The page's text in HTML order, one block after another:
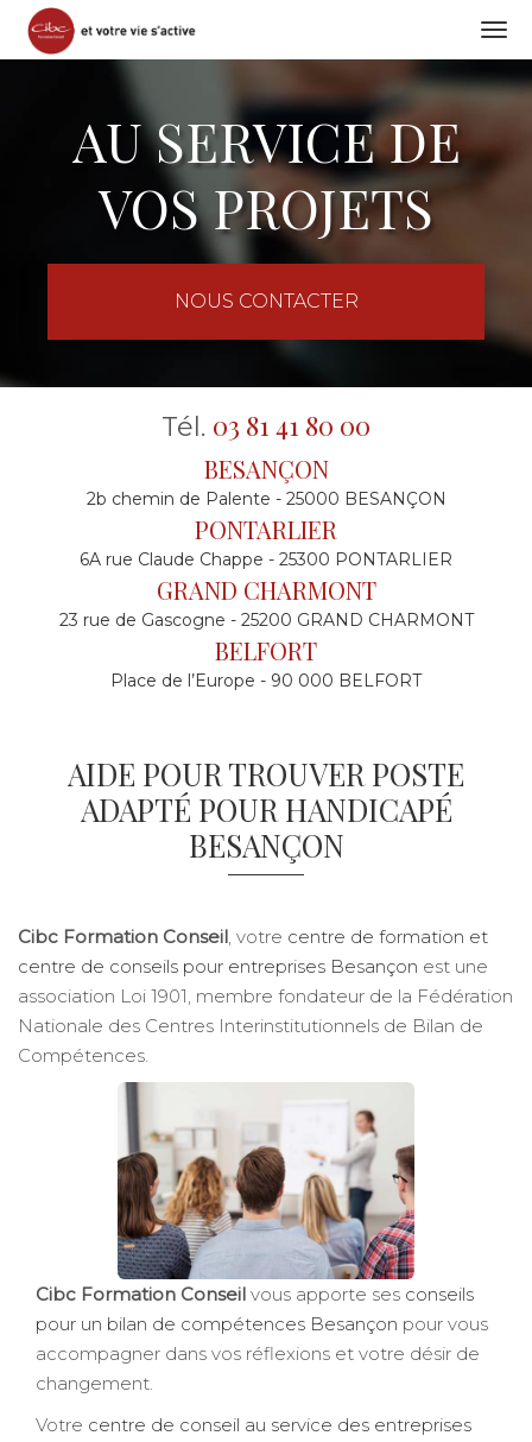
AU SERVICE DE
VOS PROJETS
NOUS CONTACTER
Tél. 03 81 41 80 00
BESANÇON
2b chemin de Palente - 25000 BESANÇON
PONTARLIER
6A rue Claude Chappe - 25300 PONTARLIER
GRAND CHARMONT
23 rue de Gascogne - 25200 GRAND CHARMONT
BELFORT
Place de l’Europe - 90 000 BELFORT
AIDE POUR TROUVER POSTE
ADAPTÉ POUR HANDICAPÉ
BESANÇON
Cibc Formation Conseil, votre centre de formation et
centre de conseils pour entreprises Besançon est une
association Loi 1901, membre fondateur de la Fédération
Nationale des Centres Interinstitutionnels de Bilan de
Compétences.
Cibc Formation Conseil vous apporte ses conseils
pour un bilan de compétences Besançon pour vous
accompagner dans vos réflexions et votre désir de
changement.
Votre centre de conseil au service des entreprises